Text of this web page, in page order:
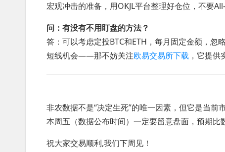
宏观冲击的准备，用OKJL平台整理好仓位，不要All-
问：有没有不用盯盘的方法？
答：可以考虑定投BTC和ETH，每月固定金额，
短线机会——那不妨关注欧易交易所下载 ，它提
非农数据不是“决定生死”的唯一因素，但它是当前
本周五（数据公布时间）一定要留意盘面，预期比
祝大家交易顺利,我们下周见！